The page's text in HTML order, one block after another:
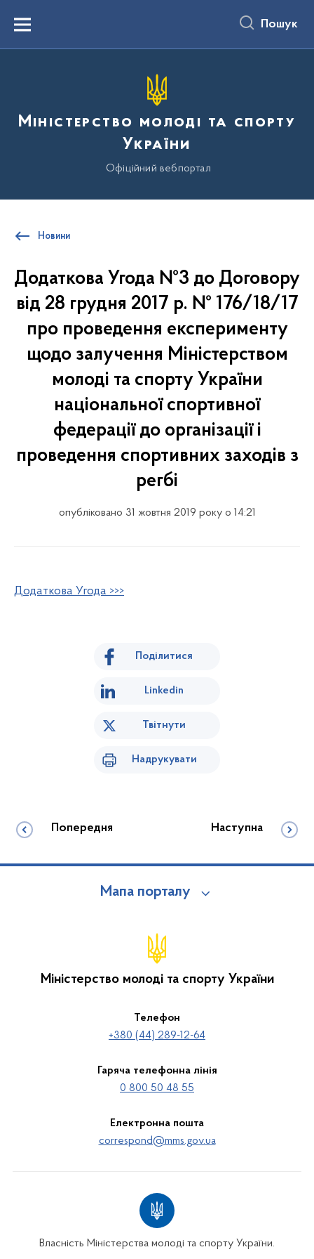
вмістуMenu Пошук
Міністерство молоді та спорту
України
Офіційний вебпортал
Новини
Додаткова Угода №3 до Договору
від 28 грудня 2017 р. № 176/18/17
про проведення експерименту
щодо залучення Міністерством
молоді та спорту України
національної спортивної
федерації до організації і
проведення спортивних заходів з
регбі
опубліковано 31 жовтня 2019 року о 14:21
Додаткова Угода >>>
Поділитися
Linkedin
Твітнути
Надрукувати
Попередня Наступна
Мапа порталу
Міністерство молоді та спорту України
Телефон
+380 (44) 289-12-64
Гаряча телефонна лінія
0 800 50 48 55
Електронна пошта
correspond@mms.gov.ua
Власність Міністерства молоді та спорту України.